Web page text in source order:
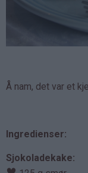
Å nam, det var et
Ingredienser:
Sjokoladekake: